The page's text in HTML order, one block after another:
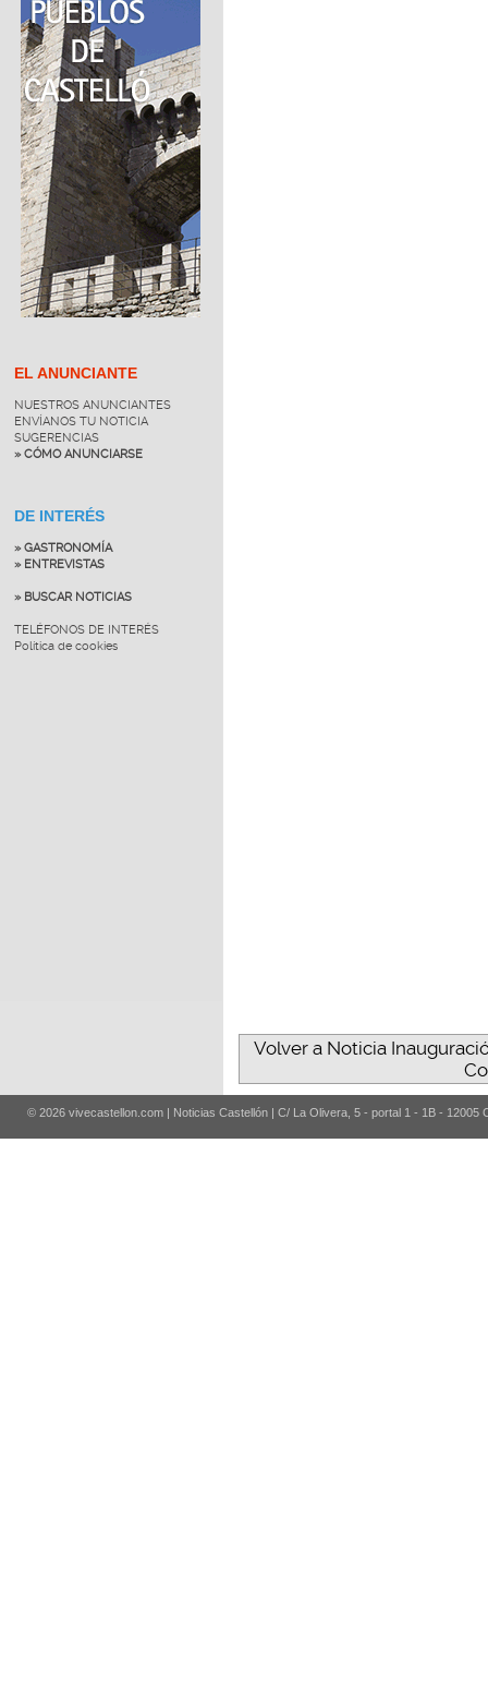
EL ANUNCIANTE
NUESTROS ANUNCIANTES
ENVÍANOS TU NOTICIA
SUGERENCIAS
» CÓMO ANUNCIARSE
DE INTERÉS
» GASTRONOMÍA
» ENTREVISTAS
» BUSCAR NOTICIAS
TELÉFONOS DE INTERÉS
Política de cookies
Volver a Noticia
© 2026 vivecastellon.com | Noticias Castellón | C/ La Olivera, 5 - portal 1 - 1B - 12005